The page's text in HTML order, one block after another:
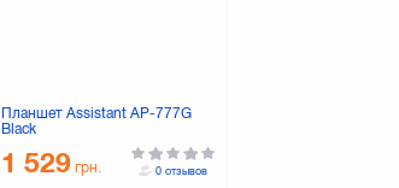
Планшет Assistant AP-777G
Black
1 529 грн. 0 отзывов